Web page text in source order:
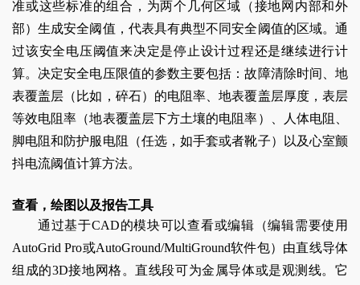
准或这些标准的组合，为两个几何区域（接地网内部和外
部）生成安全阈值，代表具有典型不同安全阈值的区域。通
过该安全电压阈值来决定是停止设计过程还是继续进行计
算。决定安全电压限值的参数主要包括：故障清除时间、地
表覆盖层（比如，碎石）的电阻率、地表覆盖层厚度，表层
等效电阻率（地表覆盖层下方土壤的电阻率）、人体电阻、
脚电阻和防护服电阻（任选，如手套或者靴子）以及心室颤
抖电流阈值计算方法。
查看，绘图以及报告工具
通过基于CAD的模块可以查看或编辑（编辑需要使用
AutoGrid Pro或AutoGround/MultiGround软件包）由直线导体
组成的3D接地网格。直线段可为金属导体或是观测线。它